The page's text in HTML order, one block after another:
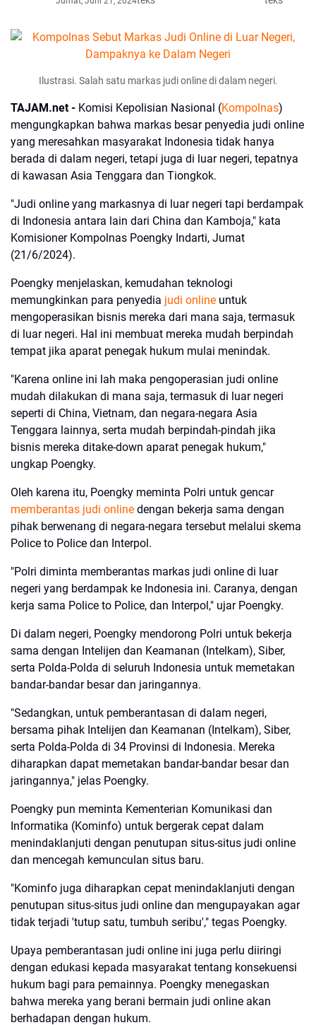
Ilustrasi. Salah satu markas judi online di dalam negeri.
TAJAM.net - Komisi Kepolisian Nasional (Kompolnas)
mengungkapkan bahwa markas besar penyedia judi online
yang meresahkan masyarakat Indonesia tidak hanya
berada di dalam negeri, tetapi juga di luar negeri, tepatnya
di kawasan Asia Tenggara dan Tiongkok.
"Judi online yang markasnya di luar negeri tapi berdampak
di Indonesia antara lain dari China dan Kamboja," kata
Komisioner Kompolnas Poengky Indarti, Jumat
(21/6/2024).
Poengky menjelaskan, kemudahan teknologi
memungkinkan para penyedia judi online untuk
mengoperasikan bisnis mereka dari mana saja, termasuk
di luar negeri. Hal ini membuat mereka mudah berpindah
tempat jika aparat penegak hukum mulai menindak.
"Karena online ini lah maka pengoperasian judi online
mudah dilakukan di mana saja, termasuk di luar negeri
seperti di China, Vietnam, dan negara-negara Asia
Tenggara lainnya, serta mudah berpindah-pindah jika
bisnis mereka ditake-down aparat penegak hukum,"
ungkap Poengky.
Oleh karena itu, Poengky meminta Polri untuk gencar
memberantas judi online dengan bekerja sama dengan
pihak berwenang di negara-negara tersebut melalui skema
Police to Police dan Interpol.
"Polri diminta memberantas markas judi online di luar
negeri yang berdampak ke Indonesia ini. Caranya, dengan
kerja sama Police to Police, dan Interpol," ujar Poengky.
Di dalam negeri, Poengky mendorong Polri untuk bekerja
sama dengan Intelijen dan Keamanan (Intelkam), Siber,
serta Polda-Polda di seluruh Indonesia untuk memetakan
bandar-bandar besar dan jaringannya.
"Sedangkan, untuk pemberantasan di dalam negeri,
bersama pihak Intelijen dan Keamanan (Intelkam), Siber,
serta Polda-Polda di 34 Provinsi di Indonesia. Mereka
diharapkan dapat memetakan bandar-bandar besar dan
jaringannya," jelas Poengky.
Poengky pun meminta Kementerian Komunikasi dan
Informatika (Kominfo) untuk bergerak cepat dalam
menindaklanjuti dengan penutupan situs-situs judi online
dan mencegah kemunculan situs baru.
"Kominfo juga diharapkan cepat menindaklanjuti dengan
penutupan situs-situs judi online dan mengupayakan agar
tidak terjadi 'tutup satu, tumbuh seribu'," tegas Poengky.
Upaya pemberantasan judi online ini juga perlu diiringi
dengan edukasi kepada masyarakat tentang konsekuensi
hukum bagi para pemainnya. Poengky menegaskan
bahwa mereka yang berani bermain judi online akan
berhadapan dengan hukum.